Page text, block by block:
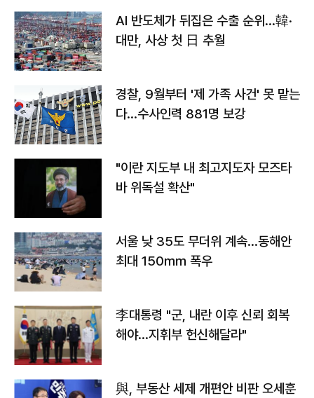
AI 반도체가 뒤집은 수출 순위…韓·
대만, 사상 첫 日 추월
경찰, 9월부터 '제 가족 사건' 못 맡는
다…수사인력 881명 보강
"이란 지도부 내 최고지도자 모즈타
바 위독설 확산"
서울 낮 35도 무더위 계속…동해안
최대 150㎜ 폭우
李대통령 "군, 내란 이후 신뢰 회복
해야…지휘부 헌신해달라"
與, 부동산 세제 개편안 비판 오세훈